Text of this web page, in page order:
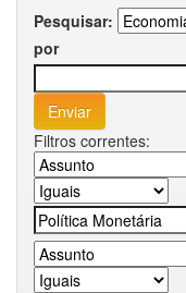
Pesquisar:
por
Filtros correntes: